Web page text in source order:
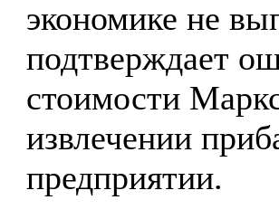
экономике не
подтверждает
стоимости
извлечении
предприятии.